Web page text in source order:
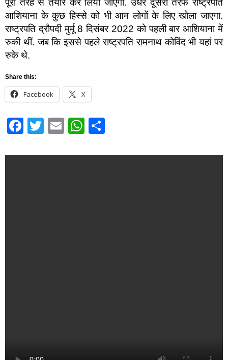
पूरी तरह से तैयार कर लिया जाएगा. उधर दूसरी तरफ राष्ट्रपति
आशियाना के कुछ हिस्से को भी आम लोगों के लिए खोला जाएगा.
राष्ट्रपति द्रौपदी मुर्मू 8 दिसंबर 2022 को पहली बार आशियाना में
रुकी थीं. जब कि इससे पहले राष्ट्रपति रामनाथ कोविंद भी यहां पर
रुके थे.
Share this:
Facebook X
Facebook
Twitter
EmailWhatsApp